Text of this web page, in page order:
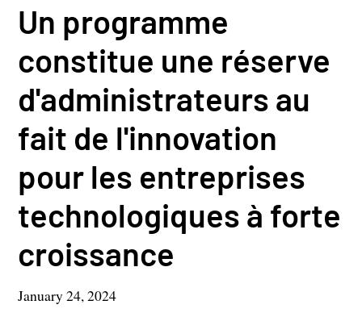
Un programme
constitue une réserve
d'administrateurs au
fait de l'innovation
pour les entreprises
technologiques à forte
croissance
January 24, 2024